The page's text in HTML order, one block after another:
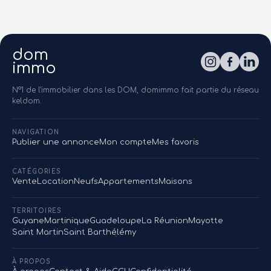
dom
immo
N°1 de l'immobilier dans les DOM, domimmo fait partie du réseau
keldom.
NAVIGATION
Publier une annonceMon compteMes favoris
CATÉGORIES
Vente LocationNeufsAppartementsMaisons
TERRITOIRES
GuyaneMartiniqueGuadeloupe La RéunionMayotte
Saint MartinSaint Barthélémy
À PROPOS